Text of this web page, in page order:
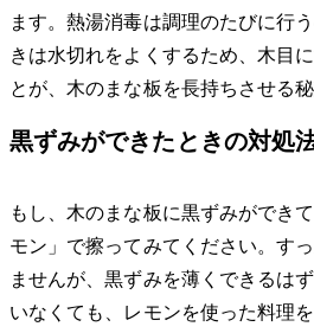
ます。熱湯消毒は調理のたびに行
きは水切れをよくするため、木目
とが、木のまな板を長持ちさせる秘
黒ずみができたときの対処
もし、木のまな板に黒ずみができ
モン」で擦ってみてください。す
ませんが、黒ずみを薄くできるは
いなくても、レモンを使った料理